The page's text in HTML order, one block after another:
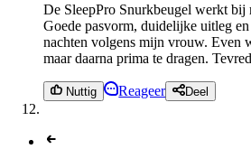
De SleepPro Snurkbeugel werkt bij
Goede pasvorm, duidelijke uitleg
nachten volgens mijn vrouw. Even
maar daarna prima te dragen.
Nuttig Reageer Deel